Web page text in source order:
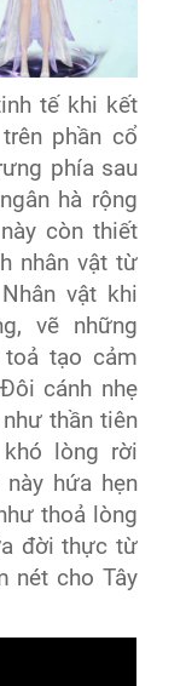
tế khi kết
phần cổ
phía sau
hà rộng
còn thiết
nhân vật từ
vật khi
vẽ những
toả tạo cảm
cánh nhẹ
thần tiên
lòng rời
hứa hẹn
thoả lòng
đời thực từ
nét cho Tây